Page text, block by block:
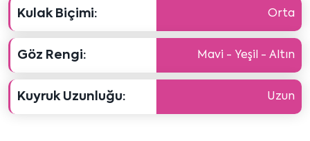
Kulak Biçimi: Orta
Göz Rengi: Mavi - Yeşil - Altın
Kuyruk Uzunluğu: Uzun